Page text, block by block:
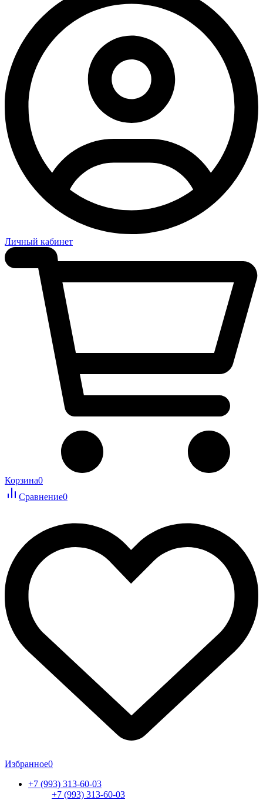
Личный кабинет
Корзина0
Сравнение0
Избранное0
+7 (993) 313-60-03
+7 (993) 313-60-03